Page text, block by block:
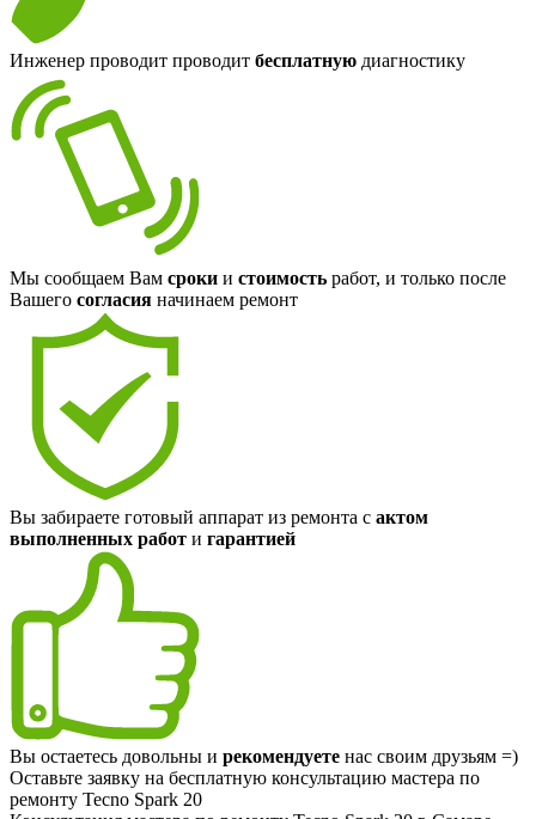
Инженер проводит проводит бесплатную диагностику
Мы сообщаем Вам сроки и стоимость работ, и только после
Вашего согласия начинаем ремонт
Вы забираете готовый аппарат из ремонта с актом
выполненных работ и гарантией
Вы остаетесь довольны и рекомендуете нас своим друзьям =)
Оставьте заявку на бесплатную консультацию мастера по
ремонту Tecno Spark 20